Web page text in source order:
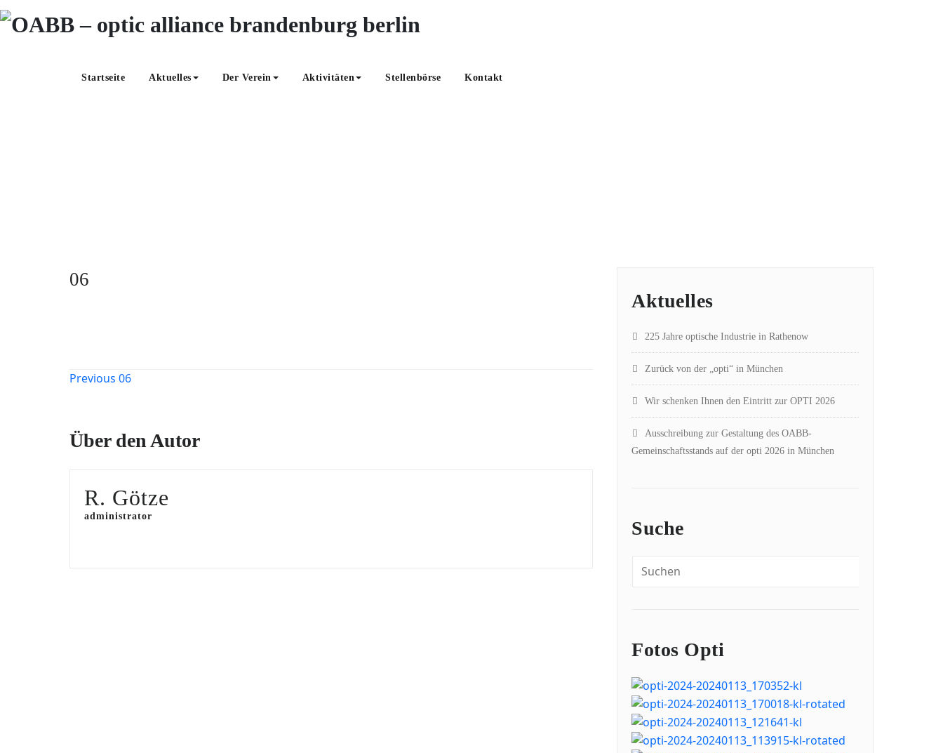
Zum
Inhalt
Startseite Aktuelles Der Verein Aktivitäten Stellenbörse Kontakt
06
Beitragsnavigation
Previous 06
Über den Autor
R. Götze
administrator
Aktuelles
225 Jahre optische Industrie in Rathenow
Zurück von der „opti“ in München
Wir schenken Ihnen den Eintritt zur OPTI 2026
Ausschreibung zur Gestaltung des OABB-
Gemeinschaftsstands auf der opti 2026 in München
Suche
Fotos Opti